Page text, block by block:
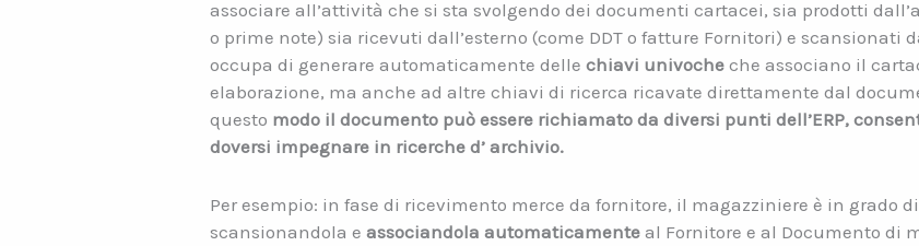
associare all’attività che si sta svolgendo dei documenti cartacei, sia prodotti
o prime note) sia ricevuti dall’esterno (come DDT o fatture Fornitori) e scansionati
occupa di generare automaticamente delle chiavi univoche che associano il
elaborazione, ma anche ad altre chiavi di ricerca ricavate direttamente dal
questo modo il documento può essere richiamato da diversi punti dell’ERP,
doversi impegnare in ricerche d’ archivio.
Per esempio: in fase di ricevimento merce da fornitore, il magazziniere è in grado
scansionandola e associandola automaticamente al Fornitore e al Documento di